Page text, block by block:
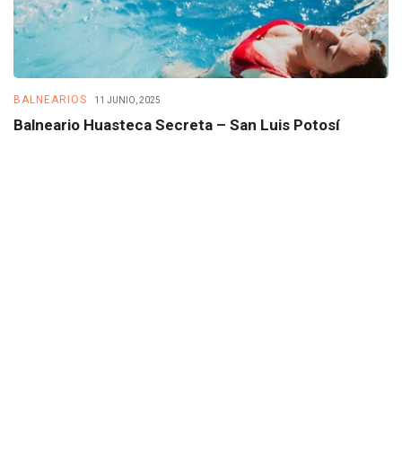
BALNEARIOS 11 JUNIO, 2025
Balneario Huasteca Secreta – San Luis Potosí